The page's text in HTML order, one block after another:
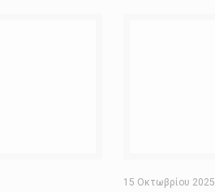
15 Οκτωβρίου 2025